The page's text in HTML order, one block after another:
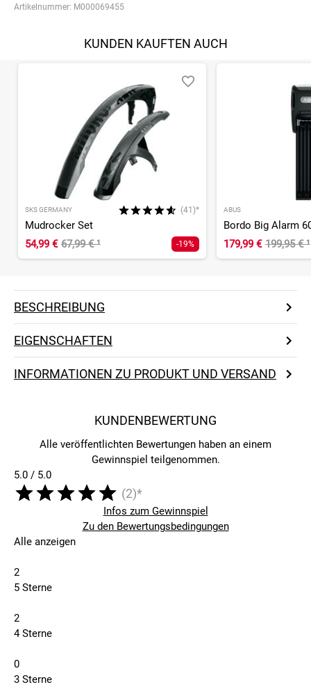
Artikelnummer: M000069455
KUNDEN KAUFTEN AUCH
SKS GERMANY (41)*
Mudrocker Set
54,99 € 67,99 €¹ -19%
ABUS
179,99 € 199,95 €¹
BESCHREIBUNG
EIGENSCHAFTEN
INFORMATIONEN ZU PRODUKT UND VERSAND
KUNDENBEWERTUNG
Alle veröffentlichten Bewertungen haben an einem
Gewinnspiel teilgenommen.
5.0 / 5.0
(2)*
Infos zum Gewinnspiel
Zu den Bewertungsbedingungen
Alle anzeigen
2
5 Sterne
2
4 Sterne
0
3 Sterne